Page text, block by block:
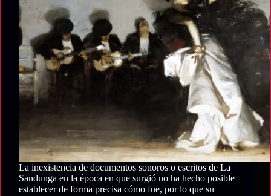
La inexistencia de documentos sonoros o escritos de La
Sandunga en la época en que surgió no ha hecho posible
establecer de forma precisa cómo fue, por lo que su